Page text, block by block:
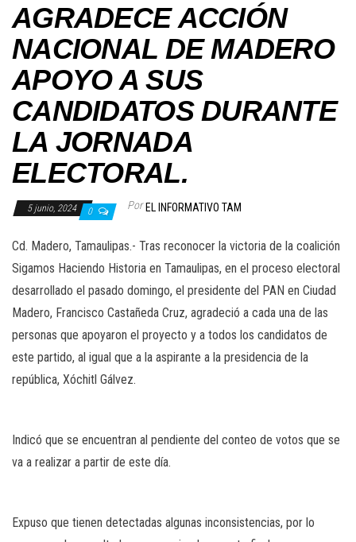
AGRADECE ACCIÓN
NACIONAL DE MADERO
APOYO A SUS
CANDIDATOS DURANTE
LA JORNADA
ELECTORAL.
5 junio, 2024 0 Por EL INFORMATIVO TAM
Cd. Madero, Tamaulipas.- Tras reconocer la victoria de la coalición
Sigamos Haciendo Historia en Tamaulipas, en el proceso electoral
desarrollado el pasado domingo, el presidente del PAN en Ciudad
Madero, Francisco Castañeda Cruz, agradeció a cada una de las
personas que apoyaron el proyecto y a todos los candidatos de
este partido, al igual que a la aspirante a la presidencia de la
república, Xóchitl Gálvez.
Indicó que se encuentran al pendiente del conteo de votos que se
va a realizar a partir de este día.
Expuso que tienen detectadas algunas inconsistencias, por lo